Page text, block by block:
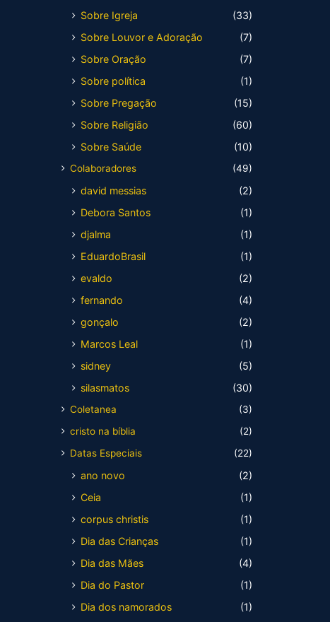
Sobre Igreja
(33)
Sobre Louvor e Adoração
(7)
Sobre Oração
(7)
Sobre política
(1)
Sobre Pregação
(15)
Sobre Religião
(60)
Sobre Saúde
(10)
Colaboradores (49)
david messias
(2)
Debora Santos
(1)
djalma
(1)
EduardoBrasil
(1)
evaldo
(2)
fernando
(4)
gonçalo
(2)
Marcos Leal
(1)
sidney
(5)
silasmatos
(30)
Coletanea
(3)
cristo na bíblia
(2)
Datas Especiais
(22)
ano novo
(2)
Ceia
(1)
corpus christis
(1)
Dia das Crianças
(1)
Dia das Mães
(4)
Dia do Pastor
(1)
Dia dos namorados
(1)